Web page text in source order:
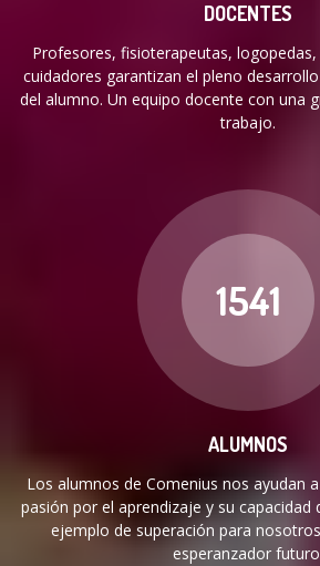
DOCENTES
Profesores, fisioterapeutas,
cuidadores garantizan el pleno
del alumno. Un equipo docente con una
trabajo.
1541
ALUMNOS
Los alumnos de Comenius nos ayudan
pasión por el aprendizaje y su capacidad
ejemplo de superación para
esperanzador